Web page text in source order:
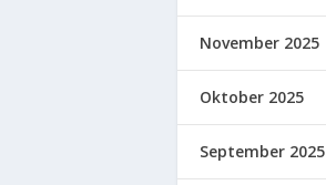
November 2025
Oktober 2025
September 2025